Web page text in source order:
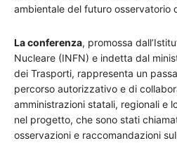
ambientale del futuro osservatorio
La conferenza, promossa
Nucleare (INFN) e indetta dal
dei Trasporti, rappresenta un
percorso autorizzativo e di
amministrazioni statali, regionali e
nel progetto, che sono stati
osservazioni e raccomandazioni